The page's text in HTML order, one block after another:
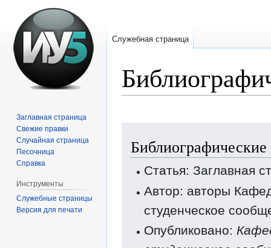
навигации
поиску
Библиографические
Статья: Заглавная
Автор: авторы
студенческое
Опубликовано:
Служебная страница
Заглавная страница
Свежие правки
Случайная страница
Песочница
Справка
Инструменты
Служебные страницы
Версия для печати